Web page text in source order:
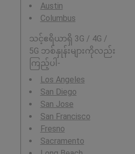
Austin
Columbus
သင့်ဧရိယာရှိ 3G / 4G /
5G ဘစ်နှုန်းများကိုလည်း
ကြည့်ပါ-
Los Angeles
San Diego
San Jose
San Francisco
Fresno
Sacramento